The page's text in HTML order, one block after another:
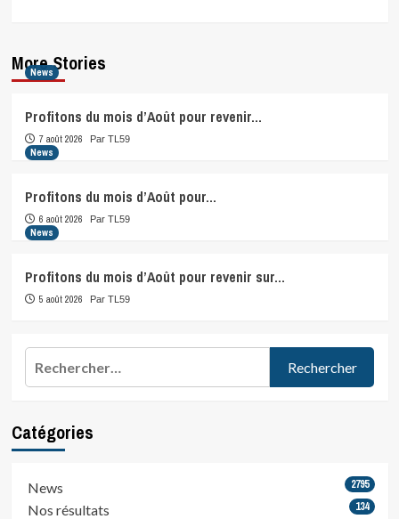
More Stories
News
Profitons du mois d’Août pour revenir…
7 août 2026 Par TL59
News
Profitons du mois d’Août pour…
6 août 2026 Par TL59
News
Profitons du mois d’Août pour revenir sur…
5 août 2026 Par TL59
Catégories
News 2795
Nos résultats 134